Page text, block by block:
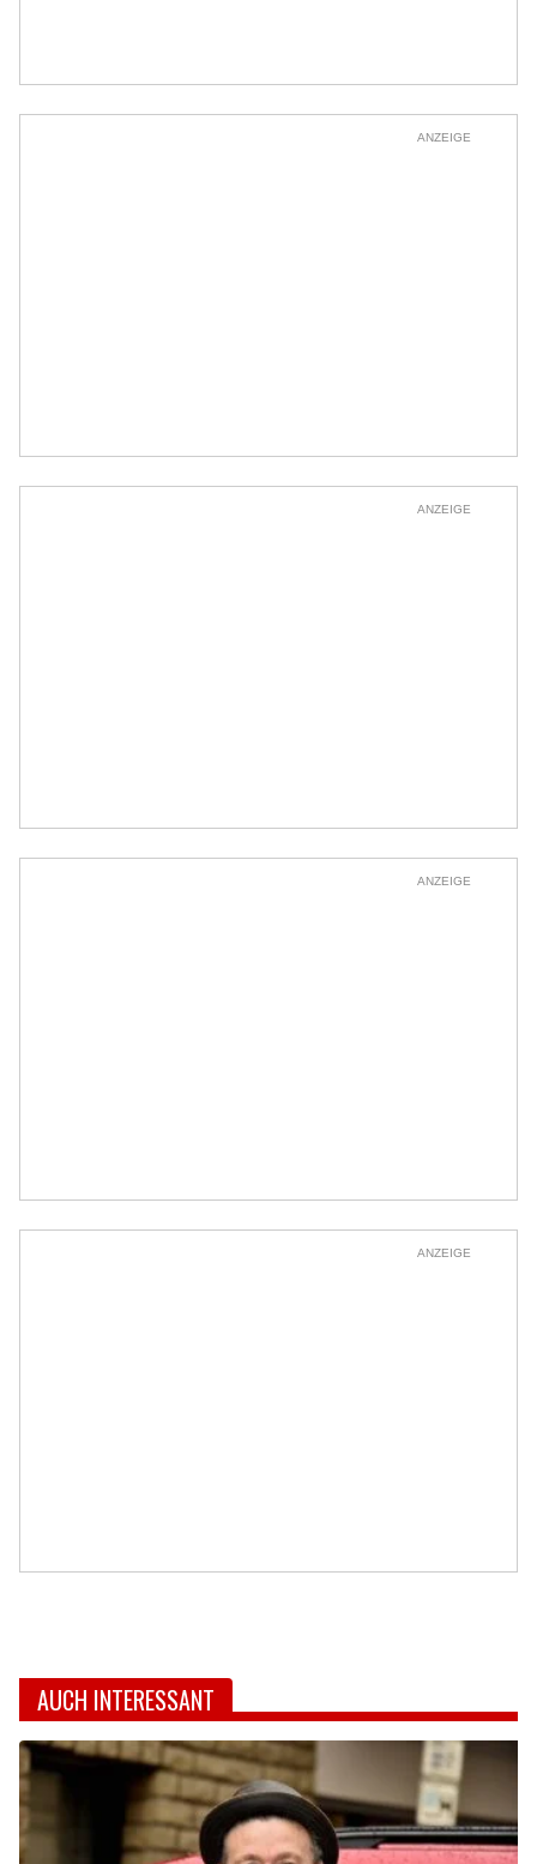
ANZEIGE
ANZEIGE
ANZEIGE
ANZEIGE
AUCH INTERESSANT